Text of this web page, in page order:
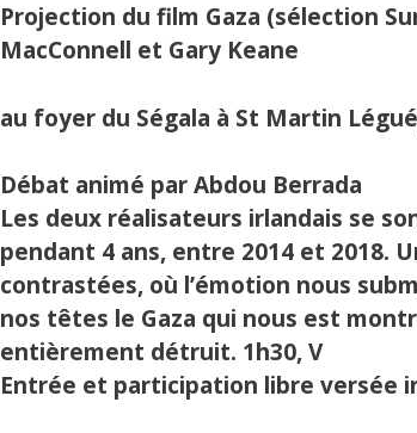
Projection du film Gaza (sélection
MacConnell et Gary Keane
au foyer du Ségala à St Martin
Débat animé par Abdou Berrada
Les deux réalisateurs irlandais se
pendant 4 ans, entre 2014 et 2018.
contrastées, où l’émotion nous
nos têtes le Gaza qui nous est
entièrement détruit. 1h30, V
Entrée et participation libre versée